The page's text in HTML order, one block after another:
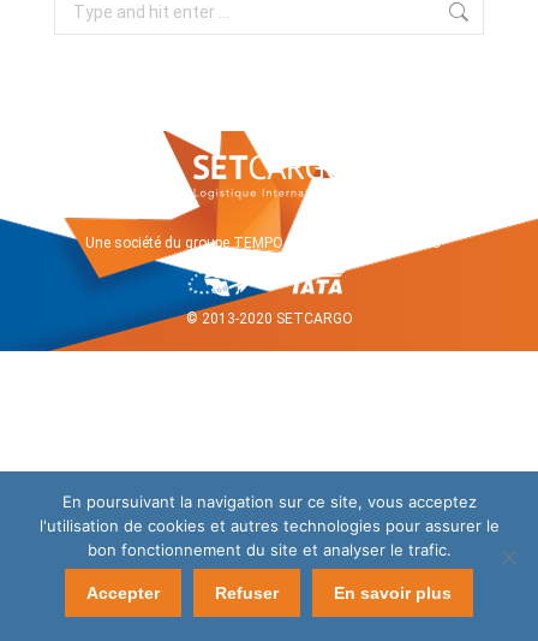
Une société du groupeTEMPO ONE Mentions légales
© 2013-2020 SETCARGO
En poursuivant la navigation sur ce site, vous acceptez
l'utilisation de cookies et autres technologies pour assurer le
bon fonctionnement du site et analyser le trafic.
Accepter Refuser En savoir plus